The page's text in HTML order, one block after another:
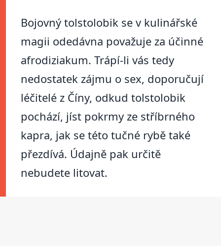
Bojovný tolstolobik se v kulinářské
magii odedávna považuje za účinné
afrodiziakum. Trápí-li vás tedy
nedostatek zájmu o sex, doporučují
léčitelé z Číny, odkud tolstolobik
pochází, jíst pokrmy ze stříbrného
kapra, jak se této tučné rybě také
přezdívá. Údajně pak určitě
nebudete litovat.